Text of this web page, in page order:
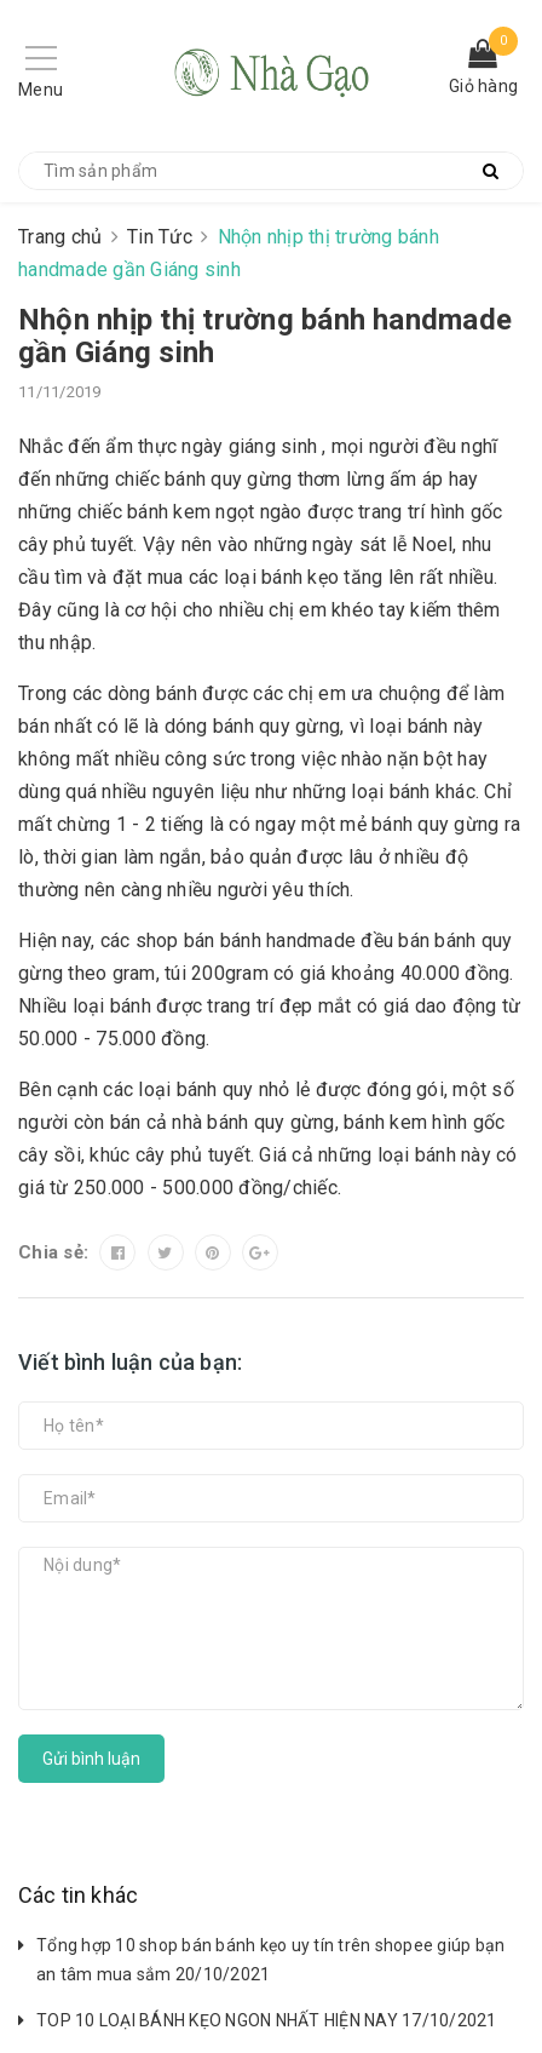
Menu
0
Giỏ hàng
Trang chủ Tin Tức
Nhộn nhịp thị trường bánh
handmade gần Giáng sinh
Nhộn nhịp thị trường bánh handmade
gần Giáng sinh
11/11/2019
Nhắc đến ẩm thực ngày giáng sinh , mọi người đều nghĩ
đến những chiếc bánh quy gừng thơm lừng ấm áp hay
những chiếc bánh kem ngọt ngào được trang trí hình gốc
cây phủ tuyết. Vậy nên vào những ngày sát lễ Noel, nhu
cầu tìm và đặt mua các loại bánh kẹo tăng lên rất nhiều.
Đây cũng là cơ hội cho nhiều chị em khéo tay kiếm thêm
thu nhập.
Trong các dòng bánh được các chị em ưa chuộng để làm
bán nhất có lẽ là dóng bánh quy gừng, vì loại bánh này
không mất nhiều công sức trong việc nhào nặn bột hay
dùng quá nhiều nguyên liệu như những loại bánh khác. Chỉ
mất chừng 1 - 2 tiếng là có ngay một mẻ bánh quy gừng ra
lò, thời gian làm ngắn, bảo quản được lâu ở nhiều độ
thường nên càng nhiều người yêu thích.
Hiện nay, các shop bán bánh handmade đều bán bánh quy
gừng theo gram, túi 200gram có giá khoảng 40.000 đồng.
Nhiều loại bánh được trang trí đẹp mắt có giá dao động từ
50.000 - 75.000 đồng.
Bên cạnh các loại bánh quy nhỏ lẻ được đóng gói, một số
người còn bán cả nhà bánh quy gừng, bánh kem hình gốc
cây sồi, khúc cây phủ tuyết. Giá cả những loại bánh này có
giá từ 250.000 - 500.000 đồng/chiếc.
Chia sẻ:
Viết bình luận của bạn:
Gửi bình luận
Các tin khác
Tổng hợp 10 shop bán bánh kẹo uy tín trên shopee giúp bạn
an tâm mua sắm 20/10/2021
TOP 10 LOẠI BÁNH KẸO NGON NHẤT HIỆN NAY 17/10/2021